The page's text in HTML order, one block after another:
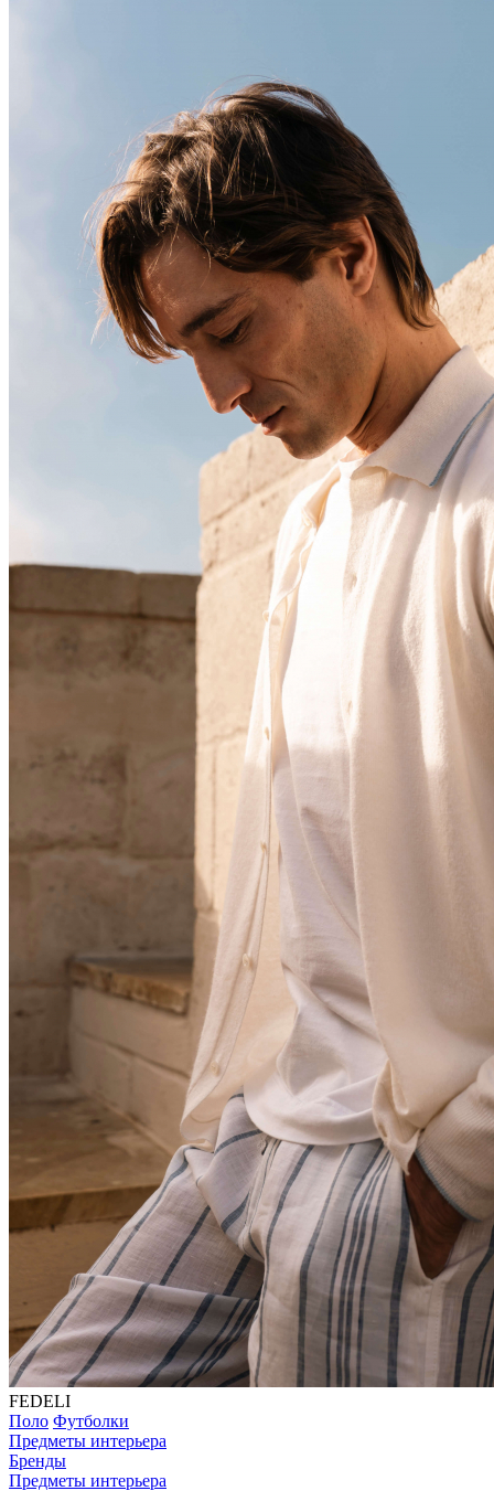
FEDELI
Поло Футболки
Предметы интерьера
Бренды
Предметы интерьера